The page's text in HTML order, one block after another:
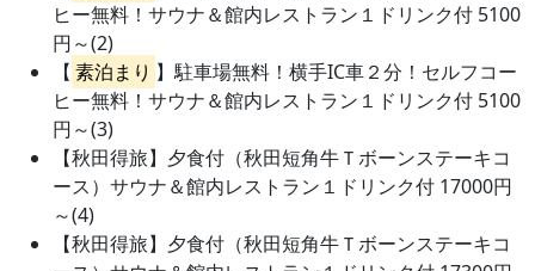
ヒー無料！サウナ＆館内レストラン１ドリンク付 5100
円～(2)
【 素泊まり 】駐車場無料！横手IC車２分！セルフコー
ヒー無料！サウナ＆館内レストラン１ドリンク付 5100
円～(3)
【秋田得旅】夕食付（秋田短角牛Ｔボーンステーキコ
ース）サウナ＆館内レストラン１ドリンク付 17000円
～(4)
【秋田得旅】夕食付（秋田短角牛Ｔボーンステーキコ